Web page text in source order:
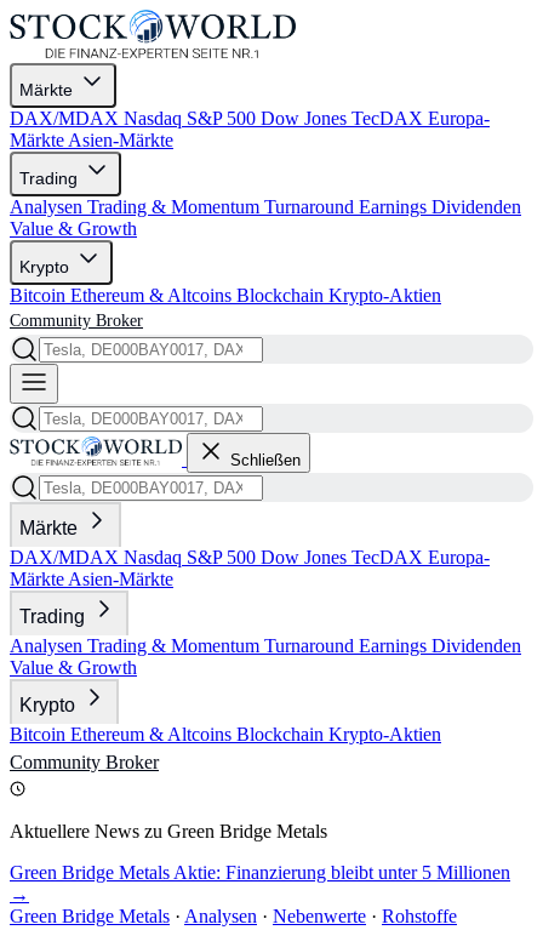
Märkte
DAX/MDAX Nasdaq S&P 500 Dow Jones TecDAX Europa-
Märkte Asien-Märkte
Trading
Analysen Trading & Momentum Turnaround Earnings Dividenden
Value & Growth
Krypto
Bitcoin Ethereum & Altcoins Blockchain Krypto-Aktien
Community Broker
Schließen
Märkte
DAX/MDAX Nasdaq S&P 500 Dow Jones TecDAX Europa-
Märkte Asien-Märkte
Trading
Analysen Trading & Momentum Turnaround Earnings Dividenden
Value & Growth
Krypto
Bitcoin Ethereum & Altcoins Blockchain Krypto-Aktien
Community Broker
Aktuellere News zu Green Bridge Metals
Green Bridge Metals Aktie: Finanzierung bleibt unter 5 Millionen
→
Green Bridge Metals · Analysen · Nebenwerte · Rohstoffe